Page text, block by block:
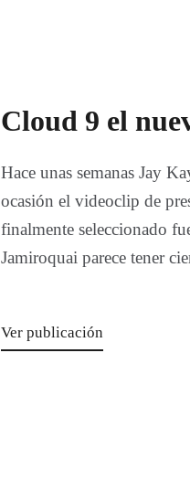
Cloud 9 el
Hace unas semanas Jay
ocasión el videoclip de
finalmente seleccionado
Jamiroquai parece tener
Ver publicación